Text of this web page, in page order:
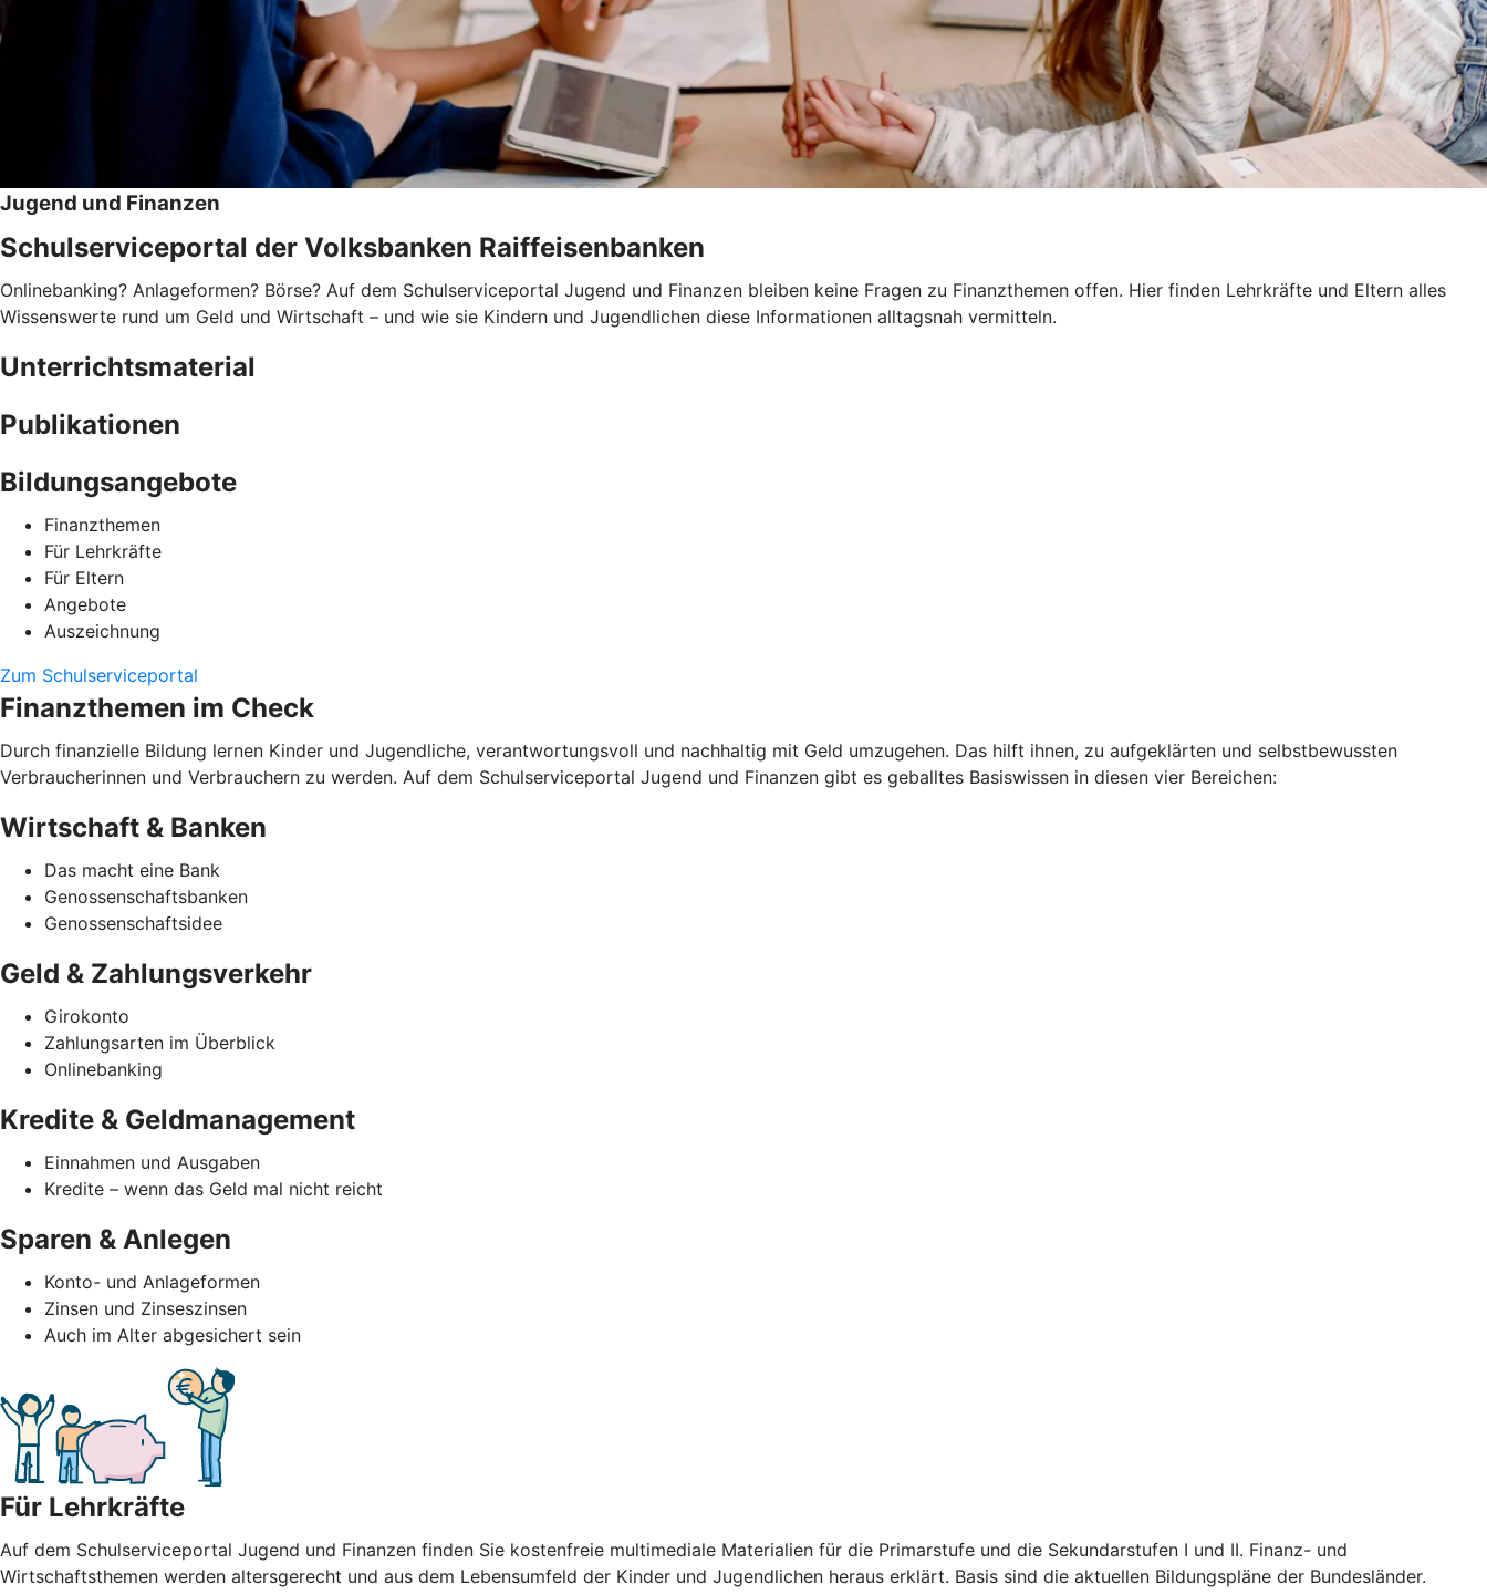
Jugend und Finanzen
Schulserviceportal der Volksbanken Raiffeisenbanken
Onlinebanking? Anlageformen? Börse? Auf dem Schulserviceportal Jugend und Finanzen bleiben keine Fragen zu Finanzthemen offen. Hier finden Lehrkräfte und Eltern alles
Wissenswerte rund um Geld und Wirtschaft – und wie sie Kindern und Jugendlichen diese Informationen alltagsnah vermitteln.
Unterrichtsmaterial
Publikationen
Bildungsangebote
Finanzthemen
Für Lehrkräfte
Für Eltern
Angebote
Auszeichnung
Zum Schulserviceportal
Finanzthemen im Check
Durch finanzielle Bildung lernen Kinder und Jugendliche, verantwortungsvoll und nachhaltig mit Geld umzugehen. Das hilft ihnen, zu aufgeklärten und selbstbewussten
Verbraucherinnen und Verbrauchern zu werden. Auf dem Schulserviceportal Jugend und Finanzen gibt es geballtes Basiswissen in diesen vier Bereichen:
Wirtschaft & Banken
Das macht eine Bank
Genossenschaftsbanken
Genossenschaftsidee
Geld & Zahlungsverkehr
Girokonto
Zahlungsarten im Überblick
Onlinebanking
Kredite & Geldmanagement
Einnahmen und Ausgaben
Kredite – wenn das Geld mal nicht reicht
Sparen & Anlegen
Konto- und Anlageformen
Zinsen und Zinseszinsen
Auch im Alter abgesichert sein
Für Lehrkräfte
Auf dem Schulserviceportal Jugend und Finanzen finden Sie kostenfreie multimediale Materialien für die Primarstufe und die Sekundarstufen I und II. Finanz- und
Wirtschaftsthemen werden altersgerecht und aus dem Lebensumfeld der Kinder und Jugendlichen heraus erklärt. Basis sind die aktuellen Bildungspläne der Bundesländer.